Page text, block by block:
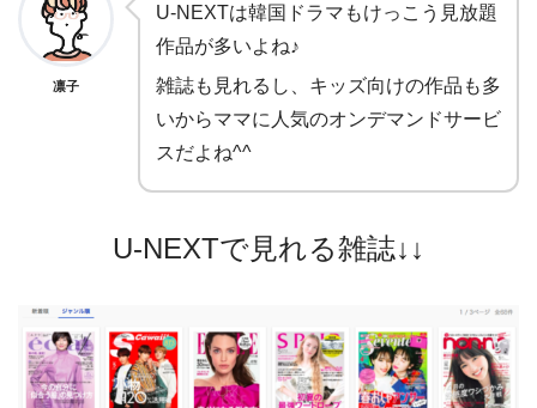
凛子
U-NEXTは韓国ドラマもけっこう見放題
作品が多いよね♪
雑誌も見れるし、キッズ向けの作品も多
いからママに人気のオンデマンドサービ
スだよね^^
U-NEXTで見れる雑誌↓↓